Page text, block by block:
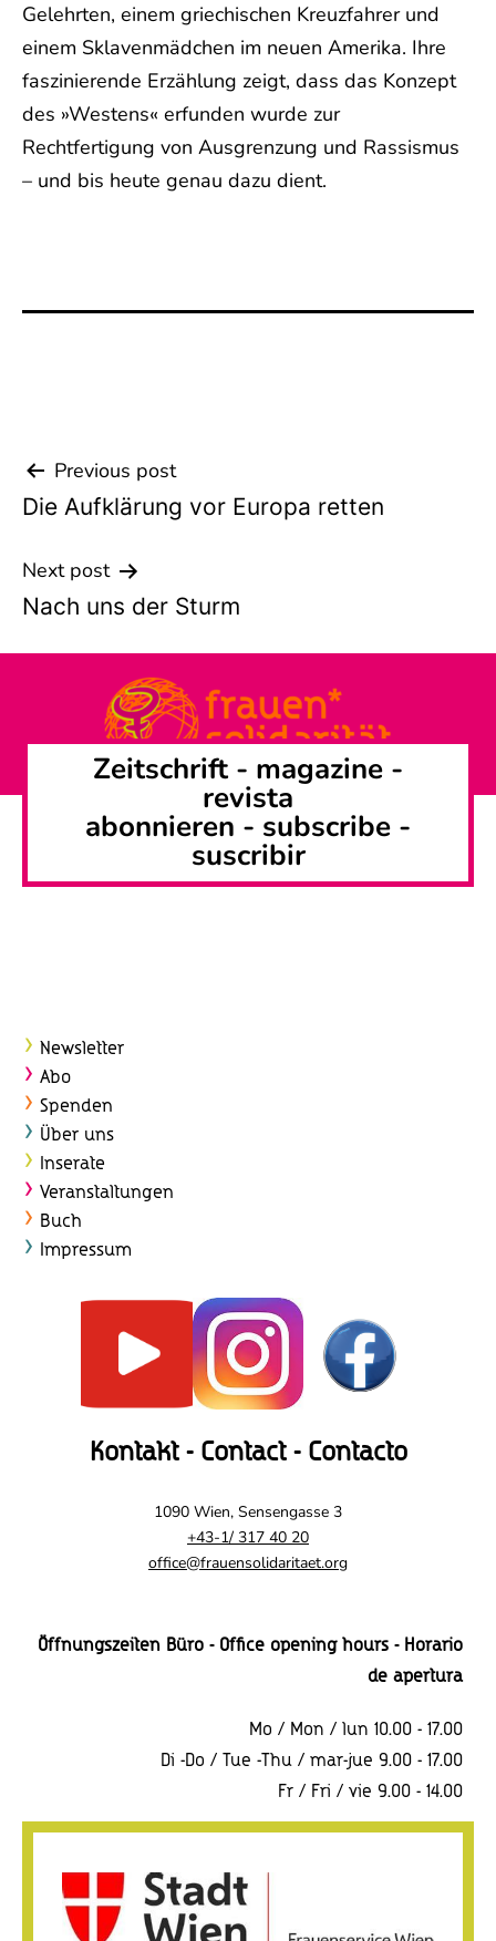
Gelehrten, einem griechischen Kreuzfahrer und
einem Sklavenmädchen im neuen Amerika. Ihre
faszinierende Erzählung zeigt, dass das Konzept
des »Westens« erfunden wurde zur
Rechtfertigung von Ausgrenzung und Rassismus
– und bis heute genau dazu dient.
Beitrags-
Navigation
Previous post
Die Aufklärung vor Europa retten
Next post
Nach uns der Sturm
Zeitschrift - magazine -
revista
abonnieren - subscribe -
suscribir
Newsletter
Abo
Spenden
Über uns
Inserate
Veranstaltungen
Buch
Impressum
Kontakt - Contact - Contacto
1090 Wien, Sensengasse 3
+43-1/ 317 40 20
office@frauensolidaritaet.org
Öffnungszeiten Büro - Office opening hours - Horario
de apertura
Mo / Mon / lun 10.00 - 17.00
Di -Do / Tue -Thu / mar-jue 9.00 - 17.00
Fr / Fri / vie 9.00 - 14.00